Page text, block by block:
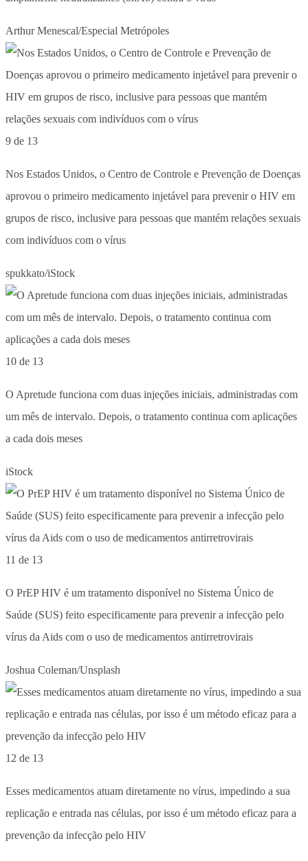
Arthur Menescal/Especial Metrópoles
9 de 13
Nos Estados Unidos, o Centro de Controle e Prevenção de Doenças
aprovou o primeiro medicamento injetável para prevenir o HIV em
grupos de risco, inclusive para pessoas que mantém relações sexuais
com indivíduos com o vírus
spukkato/iStock
10 de 13
O Apretude funciona com duas injeções iniciais, administradas com
um mês de intervalo. Depois, o tratamento continua com aplicações
a cada dois meses
iStock
11 de 13
O PrEP HIV é um tratamento disponível no Sistema Único de
Saúde (SUS) feito especificamente para prevenir a infecção pelo
vírus da Aids com o uso de medicamentos antirretrovirais
Joshua Coleman/Unsplash
12 de 13
Esses medicamentos atuam diretamente no vírus, impedindo a sua
replicação e entrada nas células, por isso é um método eficaz para a
prevenção da infecção pelo HIV